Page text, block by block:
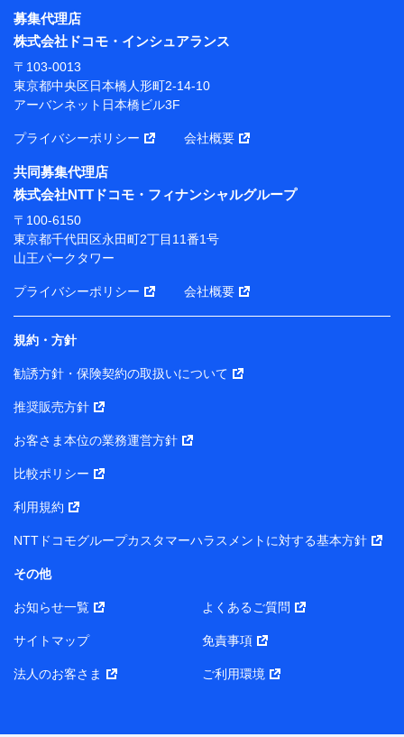
各種セミナーの開催のため
コンサルティングサービスの実施のため
アンケートやキャンペーン等の実施のため
上記に係る案内・手続き・管理等付帯業務を行うため
【当該個人データの管理について責任を有する者の名
称・住所・代表者名】
当該個人データを取り扱う各共同利用者（詳細は次のと
おり）
東京都千代田区永田町2丁目11番1号 山王パークタワー
株式会社NTTドコモ・フィナンシャルグループ 代表取
締役社長 廣井 孝史
東京都中央区日本橋人形町2-14-10 アーバンネット日
本橋ビル 3F
って、以下の提携代理店とお客様の個人データを共同利
用することがあります。
1. 共同利用する個人データの項目
氏名、生年月日、住所、メールアドレス、電話番号、個人の
相談予約に関する情報等
保険契約者と被保険者との関係等
扱とならない保険契約の内容等
情報
2. 共同利用者の範囲
当社（https://www.docomo-insurance.co.jp/）
募集代理店
株式会社ドコモ・インシュアランス
〒103-0013
東京都中央区日本橋人形町2-14-10
アーバンネット日本橋ビル3F
プライバシーポリシー 会社概要
共同募集代理店
株式会社NTTドコモ・フィナンシャルグループ
〒100-6150
東京都千代田区永田町2丁目11番1号
山王パークタワー
プライバシーポリシー 会社概要
規約・方針
勧誘方針・保険契約の取扱いについて
推奨販売方針
お客さま本位の業務運営方針
比較ポリシー
利用規約
NTTドコモグループカスタマーハラスメントに対する基本方針
その他
お知らせ一覧 よくあるご質問
サイトマップ 免責事項
法人のお客さま ご利用環境